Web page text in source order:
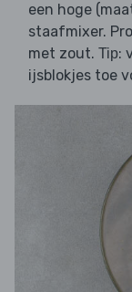
een hoge
staafmixer.
met zout. Tip:
ijsblokjes toe